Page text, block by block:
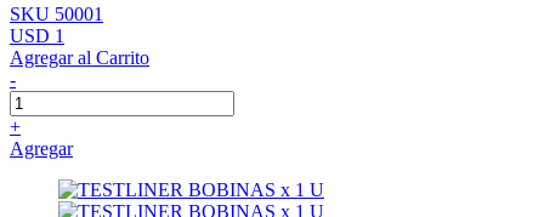
SKU 50001
USD 1
Agregar al Carrito
-
+
Agregar